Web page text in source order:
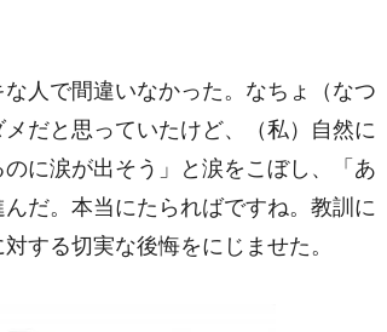
人で間違いなかった。なちょ（なつ
だと思っていたけど、（私）自然に
に涙が出そう」と涙をこぼし、「あ
だ。本当にたらればですね。教訓に
する切実な後悔をにじませた。